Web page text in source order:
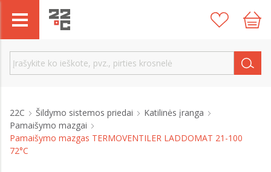
22C Šildymo sistemos priedai
Katilinės įranga
Pamaišymo mazgai
Pamaišymo mazgas TERMOVENTILER LADDOMAT 21-100
72°C